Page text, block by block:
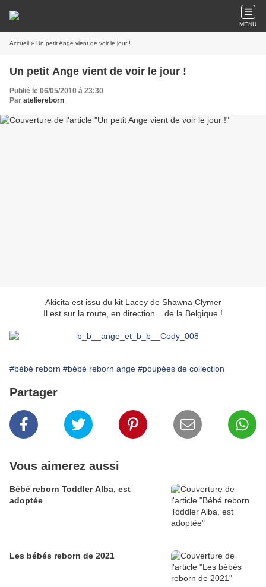
MENU
Accueil » Un petit Ange vient de voir le jour !
Un petit Ange vient de voir le jour !
Publié le 06/05/2010 à 23:30
Par ateliereborn
Akicita est issu du kit Lacey de Shawna Clymer
Il est sur la route, en direction... de la Belgique !
#bébé reborn #bébé reborn ange #poupées de collection
Partager
Vous aimerez aussi
Bébé reborn Toddler Alba, est
adoptée
Les bébés reborn de 2021